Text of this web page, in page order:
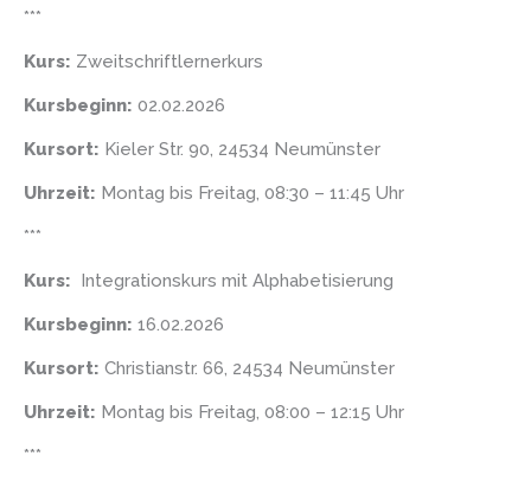
***
Kurs: Zweitschriftlernerkurs
Kursbeginn: 02.02.2026
Kursort: Kieler Str. 90, 24534 Neumünster
Uhrzeit: Montag bis Freitag, 08:30 – 11:45 Uhr
***
Kurs: Integrationskurs mit Alphabetisierung
Kursbeginn: 16.02.2026
Kursort: Christianstr. 66, 24534 Neumünster
Uhrzeit: Montag bis Freitag, 08:00 – 12:15 Uhr
***